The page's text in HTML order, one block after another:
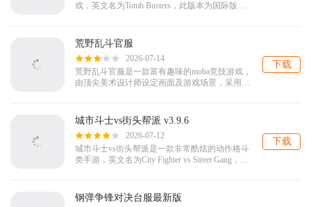
戏，英文名为Tomb Busters，此版本为国际版，
荒野乱斗官服
2026-07-14
下载
荒野乱斗官服是一款富有趣味的moba竞技游戏，
由顶尖美术设计师设定画面及游戏场景，采用最
城市斗士vs街头帮派 v3.9.6
2026-07-12
下载
城市斗士vs街头帮派是一款非常酷炫的动作格斗
类手游，英文名为City Fighter vs Street Gang，游
钢弹争锋对决台服最新版